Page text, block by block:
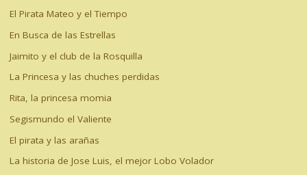
El Pirata Mateo y el Tiempo
En Busca de las Estrellas
Jaimito y el club de la Rosquilla
La Princesa y las chuches perdidas
Rita, la princesa momia
Segismundo el Valiente
El pirata y las arañas
La historia de Jose Luis, el mejor Lobo Volador